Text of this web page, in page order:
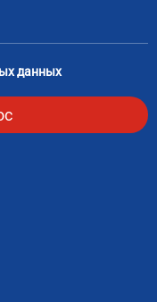
данных